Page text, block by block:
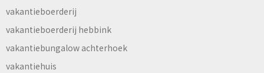
vakantieboerderij
vakantieboerderij hebbink
vakantiebungalow achterhoek
vakantiehuis